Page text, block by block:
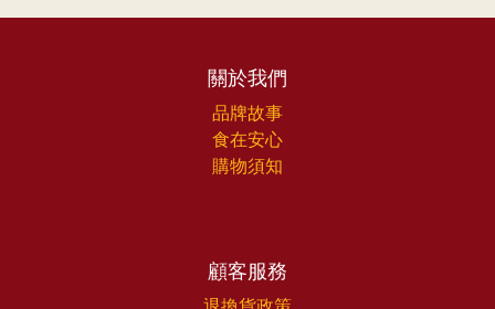
關於我們
品牌故事
食在安心
購物須知
顧客服務